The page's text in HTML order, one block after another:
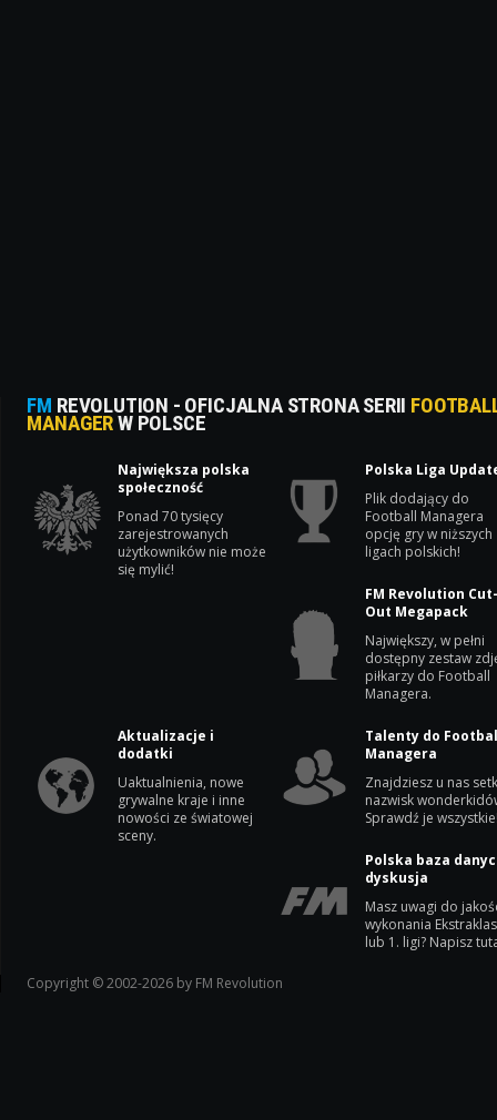
FM REVOLUTION - OFICJALNA STRONA SERII
MANAGERW POLSCE
Największa polska
społeczność
Ponad 70 tysięcy
zarejestrowanych
użytkowników nie może
się mylić!
Polska Liga
Plik dodający do
Football Managera
opcję gry w niższych
ligach polskich!
FM Revolution
Out Megapack
Największy, w pełni
dostępny zestaw
piłkarzy do Football
Managera.
Aktualizacje i
dodatki
Uaktualnienia, nowe
grywalne kraje i inne
nowości ze światowej
sceny.
Talenty do
Managera
Znajdziesz u nas
nazwisk
Sprawdź je
Polska baza
dyskusja
Masz uwagi do
wykonania
lub 1. ligi? Napisz
Copyright © 2002-2026 by FM Revolution